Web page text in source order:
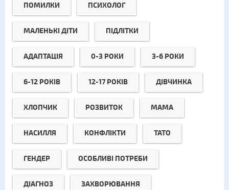
ПОМИЛКИ ПСИХОЛОГ
МАЛЕНЬКІ ДІТИ ПІДЛІТКИ
АДАПТАЦІЯ 0-3 РОКИ 3-6 РОКИ
6-12 РОКІВ 12-17 РОКІВ ДІВЧИНКА
ХЛОПЧИК РОЗВИТОК МАМА
НАСИЛЛЯ КОНФЛІКТИ ТАТО
ГЕНДЕР ОСОБЛИВІ ПОТРЕБИ
ДІАГНОЗ ЗАХВОРЮВАННЯ